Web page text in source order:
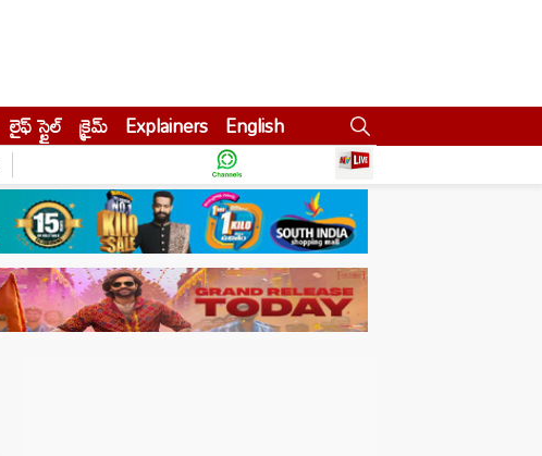
లైఫ్ స్టైల్ క్రైమ్ Explainers English